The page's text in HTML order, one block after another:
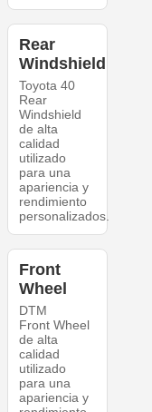
Rear
Windshield
Toyota 40
Rear
Windshield
de alta
calidad
utilizado
para una
apariencia y
rendimiento
personalizados.
Front
Wheel
DTM
Front Wheel
de alta
calidad
utilizado
para una
apariencia y